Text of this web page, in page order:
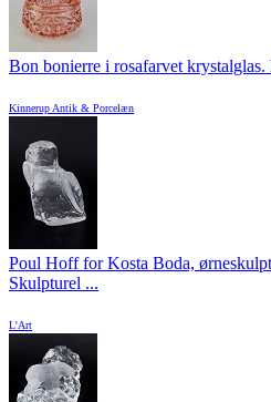
Bon bonierre i rosafarvet
Kinnerup Antik & Porcelæn
Poul Hoff for Kosta Boda,
Skulpturel ...
L'Art